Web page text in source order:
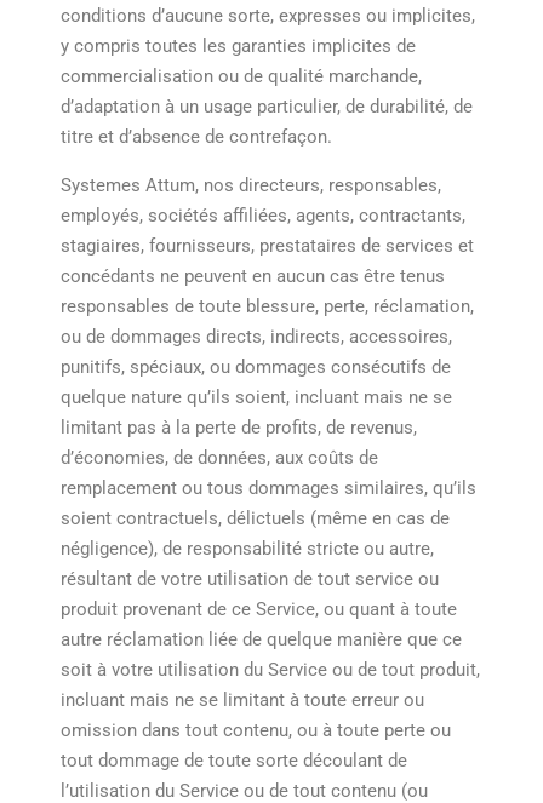
conditions d’aucune sorte, expresses ou implicites,
y compris toutes les garanties implicites de
commercialisation ou de qualité marchande,
d’adaptation à un usage particulier, de durabilité, de
titre et d’absence de contrefaçon.
Systemes Attum, nos directeurs, responsables,
employés, sociétés affiliées, agents, contractants,
stagiaires, fournisseurs, prestataires de services et
concédants ne peuvent en aucun cas être tenus
responsables de toute blessure, perte, réclamation,
ou de dommages directs, indirects, accessoires,
punitifs, spéciaux, ou dommages consécutifs de
quelque nature qu’ils soient, incluant mais ne se
limitant pas à la perte de profits, de revenus,
d’économies, de données, aux coûts de
remplacement ou tous dommages similaires, qu’ils
soient contractuels, délictuels (même en cas de
négligence), de responsabilité stricte ou autre,
résultant de votre utilisation de tout service ou
produit provenant de ce Service, ou quant à toute
autre réclamation liée de quelque manière que ce
soit à votre utilisation du Service ou de tout produit,
incluant mais ne se limitant à toute erreur ou
omission dans tout contenu, ou à toute perte ou
tout dommage de toute sorte découlant de
l’utilisation du Service ou de tout contenu (ou